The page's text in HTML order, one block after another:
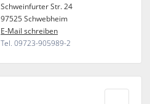
Schweinfurter Str. 24
97525 Schwebheim
E-Mail schreiben
Tel. 09723-905989-2